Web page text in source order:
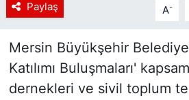
Paylaş A-
Mersin Büyükşehir
Katılımı Buluşmaları'
dernekleri ve sivil toplum